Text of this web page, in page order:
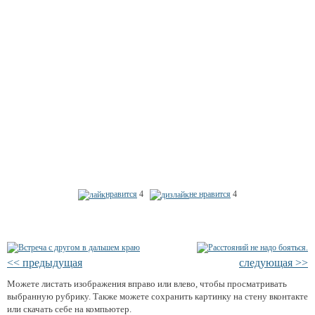
нравится 4 не нравится 4
<< предыдущая следующая >>
Можете листать изображения вправо или влево, чтобы просматривать
выбранную рубрику. Также можете сохранить картинку на стену вконтакте
или скачать себе на компьютер.